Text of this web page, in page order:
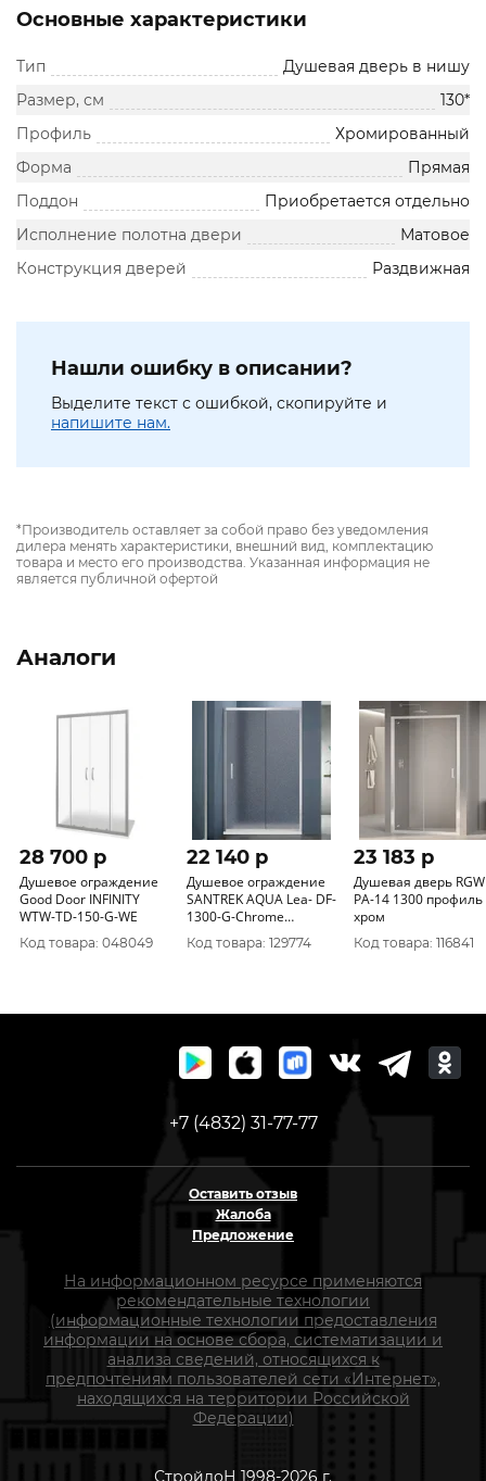
Основные характеристики
Тип
Душевая дверь в нишу
Размер, см
130*
Профиль
Хромированный
Форма
Прямая
Поддон
Приобретается отдельно
Исполнение полотна двери
Матовое
Конструкция дверей
Раздвижная
Нашли ошибку в описании?
Выделите текст с ошибкой, скопируйте и
напишите нам.
*Производитель оставляет за собой право без уведомления
дилера менять характеристики, внешний вид, комплектацию
товара и место его производства. Указанная информация не
является публичной офертой
Аналоги
28 700 p
Душевое ограждение
Good Door INFINITY
WTW-TD-150-G-WE
Код товара: 048049
22 140 p
Душевое ограждение
SANTREK AQUA Lea- DF-
1300-G-Chrome
1300*1850 Прямое
стекло Грейп 5мм,
Код товара: 129774
23 183 p
Душевая дверь RGW
PA-14 1300 профиль
хром
Код товара: 116841
+7 (4832) 31-77-77
Оставить отзыв
Жалоба
Предложение
На информационном ресурсе применяются
рекомендательные технологии
(информационные технологии предоставления
информации на основе сбора, систематизации и
анализа сведений, относящихся к
предпочтениям пользователей сети «Интернет»,
находящихся на территории Российской
Федерации)
СтройлоН 1998-2026 г.